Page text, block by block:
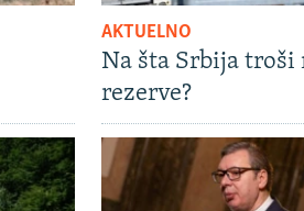
AKTUELNO
Na šta Srbija
rezerve?